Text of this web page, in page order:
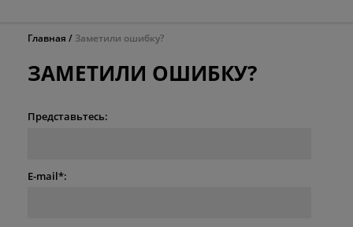
Главная Заметили ошибку?
ЗАМЕТИЛИ ОШИБКУ?
Представьтесь:
E-mail*: